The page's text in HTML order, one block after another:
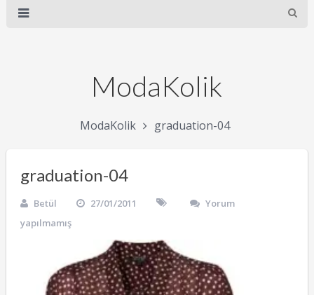
ModaKolik
ModaKolik graduation-04
graduation-04
Betül 27/01/2011
Yorum
yapılmamış